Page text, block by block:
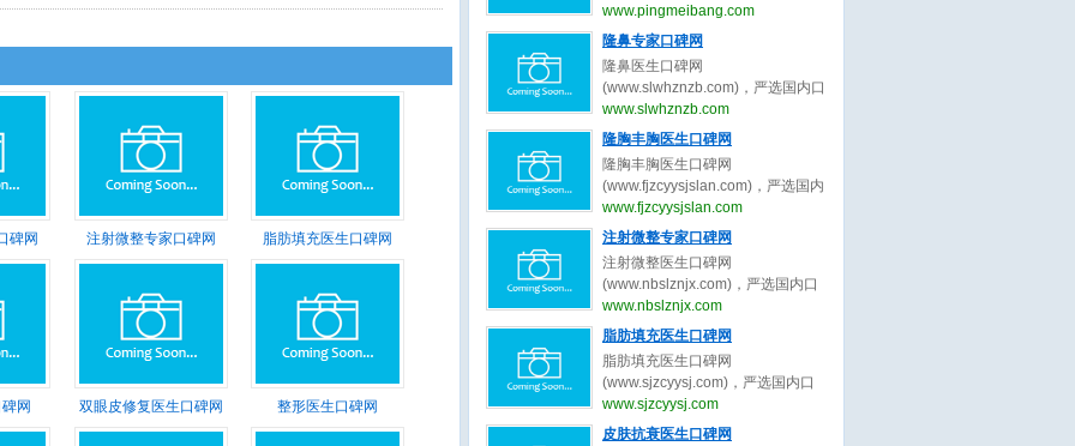
碑网 注射微整专家口碑网 脂肪填充医生口碑网
网 双眼皮修复医生口碑网 整形医生口碑网
（www.pingmeibang.com）是目前
国内最大最专业最权威的整形美容
www.pingmeibang.com
隆鼻专家口碑网
隆鼻医生口碑网
(www.slwhznzb.com)，严选国内口
碑最好的隆鼻医生，收集全网最真
实的关于隆鼻医生、隆鼻专家的最
策提出最真实的隆鼻医美评价参
考。做隆鼻医美前，先上隆鼻医生
口碑网。
www.slwhznzb.com
隆胸丰胸医生口碑网
隆胸丰胸医生口碑网
(www.fjzcyysjslan.com)，严选国内
口碑最好的隆胸丰胸医生，收集全
网最真实的关于隆胸丰胸医生、隆
胸丰胸求美者整形决策提出最真实
的隆胸丰胸医美评价参考。做隆胸
丰胸医美前，先上隆胸丰胸医生口
碑网。
www.fjzcyysjslan.com
注射微整专家口碑网
注射微整医生口碑网
(www.nbslznjx.com)，严选国内口
碑最好的注射微整医生，收集全网
最真实的关于注射微整医生、注射
微整求美者整形决策提出最真实的
注射微整医美评价参考。做注射微
整医美前，先上注射微整医生口碑
网。
www.nbslznjx.com
脂肪填充医生口碑网
脂肪填充医生口碑网
(www.sjzcyysj.com)，严选国内口
碑最好的脂肪填充医生，收集全网
最真实的关于脂肪填充医生、脂肪
www.sjzcyysj.com
皮肤抗衰医生口碑网